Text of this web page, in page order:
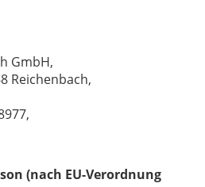
GmbH,
Reichenbach,
(nach EU-Verordnung